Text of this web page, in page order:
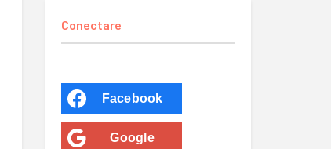
Conectare
Facebook
Google